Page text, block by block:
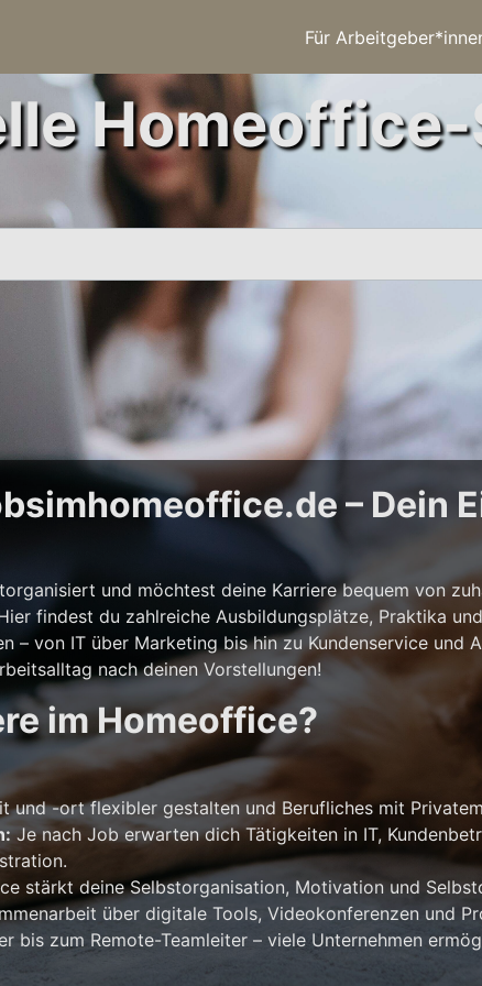
Für
– Dein
und möchtest deine Karriere bequem von
findest du zahlreiche Ausbildungsplätze, Praktika
– von IT über Marketing bis hin zu Kundenservice und
nach deinen Vorstellungen!
im Homeoffice?
und -ort flexibler gestalten und Berufliches mit
Je nach Job erwarten dich Tätigkeiten in IT,
stärkt deine Selbstorganisation, Motivation und
über digitale Tools, Videokonferenzen und
bis zum Remote-Teamleiter – viele Unternehmen